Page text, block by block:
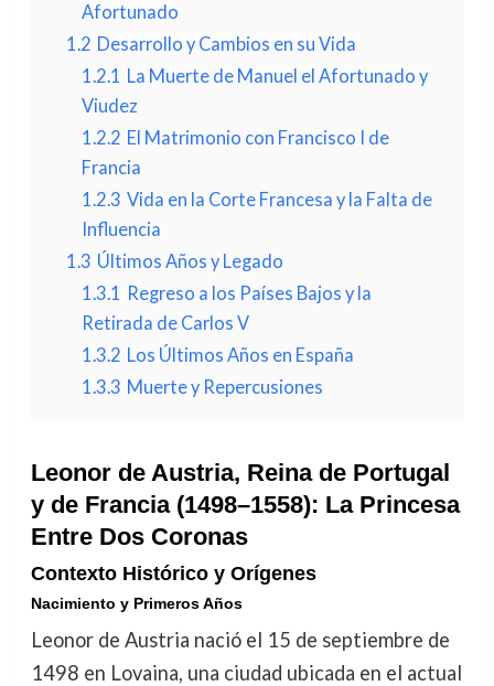
Afortunado
1.2 Desarrollo y Cambios en su Vida
1.2.1 La Muerte de Manuel el Afortunado y
Viudez
1.2.2 El Matrimonio con Francisco I de
Francia
1.2.3 Vida en la Corte Francesa y la Falta de
Influencia
1.3 Últimos Años y Legado
1.3.1 Regreso a los Países Bajos y la
Retirada de Carlos V
1.3.2 Los Últimos Años en España
1.3.3 Muerte y Repercusiones
Leonor de Austria, Reina de Portugal
y de Francia (1498–1558): La Princesa
Entre Dos Coronas
Contexto Histórico y Orígenes
Nacimiento y Primeros Años
Leonor de Austria nació el 15 de septiembre de
1498 en Lovaina, una ciudad ubicada en el actual